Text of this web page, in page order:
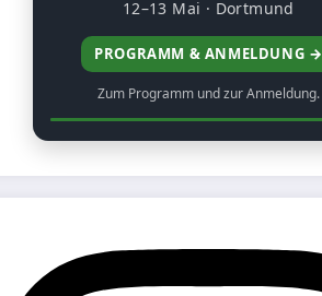
12–13 Mai · Dortmund
PROGRAMM & ANMELDUNG →
Zum Programm und zur Anmeldung.